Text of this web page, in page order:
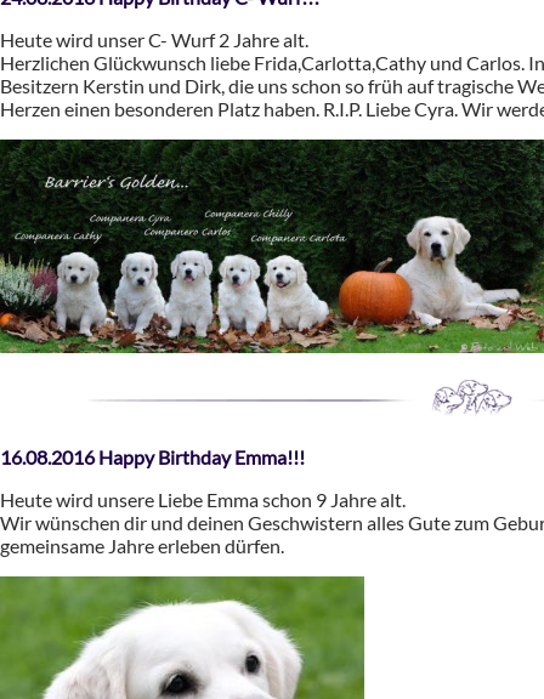
Heute wird unser C- Wurf 2 Jahre alt.
Herzlichen Glückwunsch liebe Frida,Carlotta,Cathy und Carlos.
Besitzern Kerstin und Dirk, die uns schon so früh auf tragische
Herzen einen besonderen Platz haben. R.I.P. Liebe Cyra. Wir
16.08.2016 Happy Birthday Emma!!!
Heute wird unsere Liebe Emma schon 9 Jahre alt.
Wir wünschen dir und deinen Geschwistern alles Gute zum
gemeinsame Jahre erleben dürfen.